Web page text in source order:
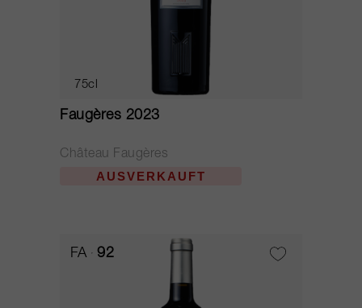
75cl
Faugères 2023
Château Faugères
AUSVERKAUFT
FA 92